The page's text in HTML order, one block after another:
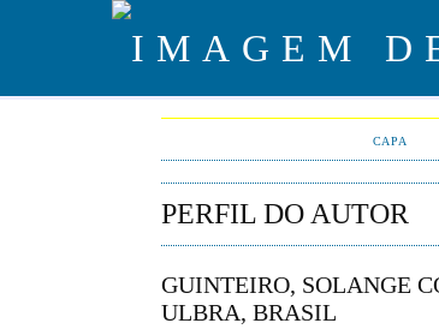
CAPA
PERFIL DO AUTOR
GUINTEIRO, SOLANGE
ULBRA, BRASIL